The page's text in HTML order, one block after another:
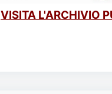
VISITA L'ARCHIVIO